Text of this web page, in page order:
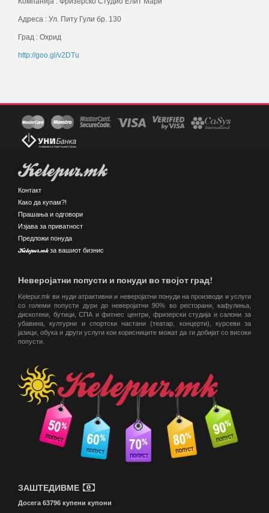
Адреса : Ул. Питу Гули бр. 130
Град : Охрид
http://goo.gl/v2DTu
Kelepur.mk
Контакт
Како да купам?!
Прашања и одговори
Изјава за приватност
Предложи понуда
Kelepur.mk за вашиот бизнис
Неверојатни попусти и понуди во твојот град!
Kelepur.mk ви нуди атрактивни и неверојатни понуди на производи и услуги
со големи попусти дури до неверојатни 90% во ресторани, кафулиња,
дискотеки, бутици, СПА и фитнес центри, фризерски студија и салони за
убавина, културни и спортски настани (театар, концерти), курсеви за
јазици, обука и други услуги кои корисниците можат да ги добијат со високи
попусти.
ЗАШТЕДИВМЕ
Досега 63796 купени купони